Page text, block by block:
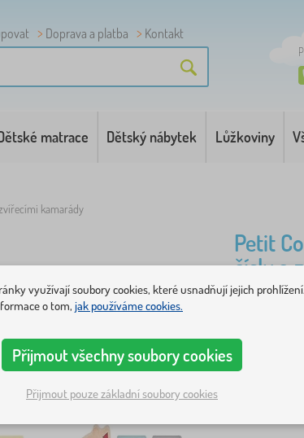
Doprava a platba Kontakt
matrace Dětský nábytek Lůžkoviny
kamarády
Petit
čísly a
pojetí
čtyři
využívají soubory cookies, které usnadňují jejich prohlížení.
o tom, jak používáme cookies.
Přijmout všechny soubory cookies
Přijmout pouze základní soubory cookies